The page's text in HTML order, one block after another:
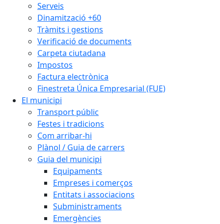
Serveis
Dinamització +60
Tràmits i gestions
Verificació de documents
Carpeta ciutadana
Impostos
Factura electrònica
Finestreta Única Empresarial (FUE)
El municipi
Transport públic
Festes i tradicions
Com arribar-hi
Plànol / Guia de carrers
Guia del municipi
Equipaments
Empreses i comerços
Entitats i associacions
Subministraments
Emergències